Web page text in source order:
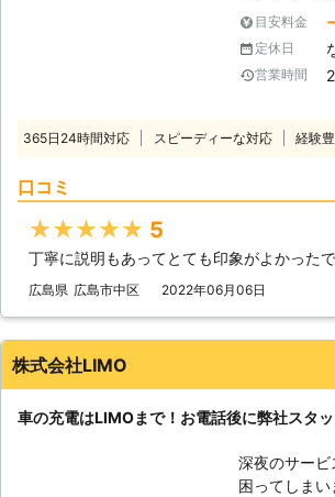
りを引き起
でも解消する必要があるので
は、「株式会社
ーが上がる
ッテリー内
てしまうと、車は動かな
動かなくなってしまいます。
いときです。
余裕がないことも多いでしょ
ただきますの
目安料金
定休日
営業時間
365日24時間対応 スピーディーな対応 経験
口コミ
★★★★★ 5
丁寧に説明もあってとても印象がよかったで
広島県 広島市中区 2022年06月06日
株式会社LIMO
車の充電はLIMOまで！お電話後に弊社スタ
深夜のサービ
困ってしま